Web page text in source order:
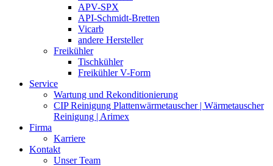
APV-SPX
API-Schmidt-Bretten
Vicarb
andere Hersteller
Freikühler
Tischkühler
Freikühler V-Form
Service
Wartung und Rekonditionierung
CIP Reinigung Plattenwärmetauscher | Wärmetauscher
Reinigung | Arimex
Firma
Karriere
Kontakt
Unser Team